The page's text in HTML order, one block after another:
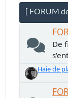
[ FORUM
De
Haie de